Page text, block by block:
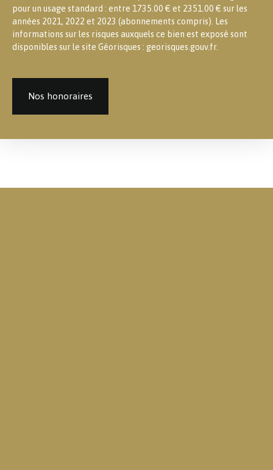
pour un usage standard : entre 1735.00 € et 2351.00 € sur les
années 2021, 2022 et 2023 (abonnements compris). Les
informations sur les risques auxquels ce bien est exposé sont
disponibles sur le site Géorisques : georisques.gouv.fr.
Nos honoraires